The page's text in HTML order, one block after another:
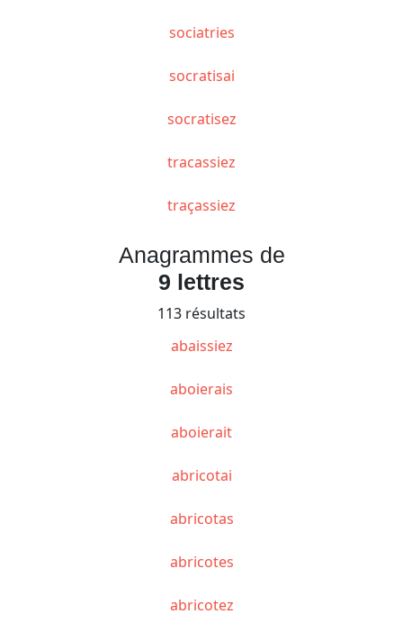
sociatries
socratisai
socratisez
tracassiez
traçassiez
Anagrammes de
9 lettres
113 résultats
abaissiez
aboierais
aboierait
abricotai
abricotas
abricotes
abricotez